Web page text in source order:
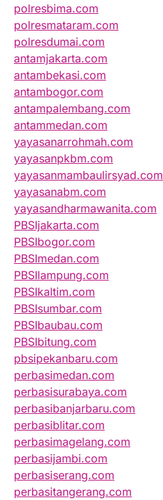
polresbima.com
polresmataram.com
polresdumai.com
antamjakarta.com
antambekasi.com
antambogor.com
antampalembang.com
antammedan.com
yayasanarrohmah.com
yayasanpkbm.com
yayasanmambaulirsyad.com
yayasanabm.com
yayasandharmawanita.com
PBSIjakarta.com
PBSIbogor.com
PBSImedan.com
PBSIlampung.com
PBSIkaltim.com
PBSIsumbar.com
PBSIbaubau.com
PBSIbitung.com
pbsipekanbaru.com
perbasimedan.com
perbasisurabaya.com
perbasibanjarbaru.com
perbasiblitar.com
perbasimagelang.com
perbasijambi.com
perbasiserang.com
perbasitangerang.com